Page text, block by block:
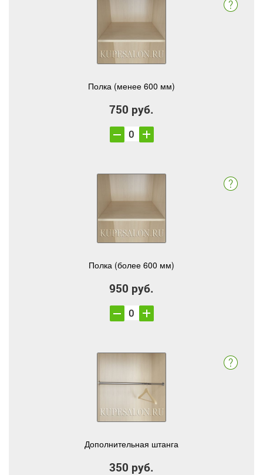
Полка (менее 600 мм)
750 руб.
Полка (более 600 мм)
950 руб.
Дополнительная штанга
350 руб.